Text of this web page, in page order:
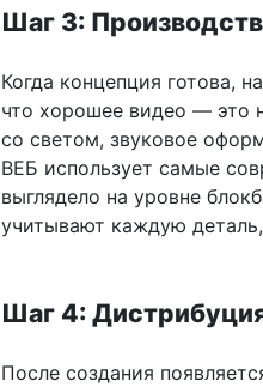
Шаг 3:
Когда концепция готова,
что хорошее видео — это
со светом, звуковое
ВЕБ использует самые
выглядело на уровне
учитывают каждую деталь,
Шаг 4:
После создания